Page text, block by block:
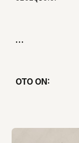
…
OTO ON: